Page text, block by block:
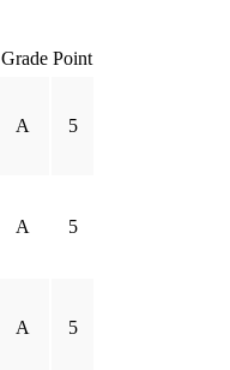
Grade Point
A 5
A 5
A 5